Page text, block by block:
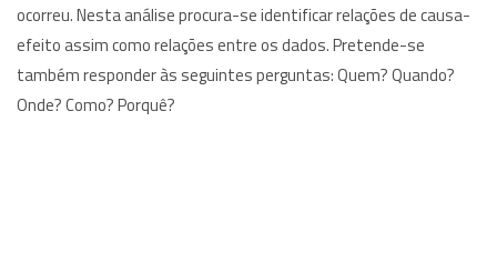
ocorreu. Nesta análise procura-se identificar relações de causa-
efeito assim como relações entre os dados. Pretende-se
também responder às seguintes perguntas: Quem? Quando?
Onde? Como? Porquê?